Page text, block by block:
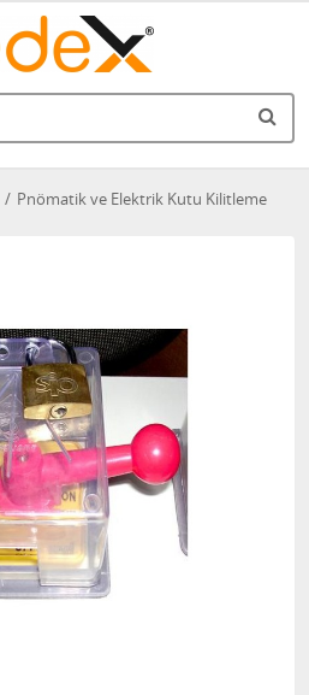
Pnömatik ve Elektrik Kutu Kilitleme